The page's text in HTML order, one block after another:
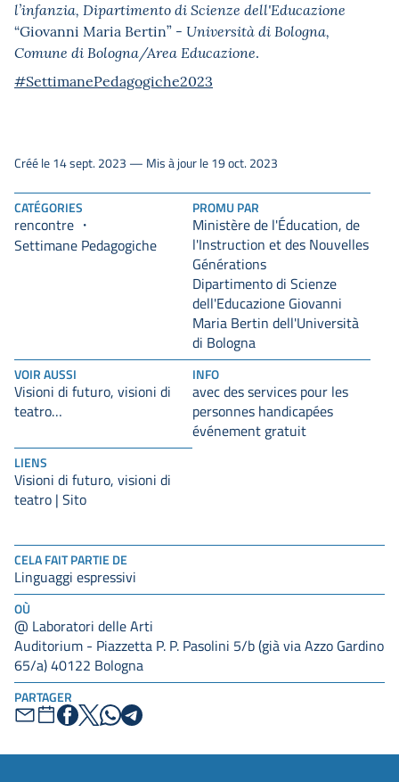
CELA FAIT PARTIE DE
Linguaggi espressivi
OÙ
@ Laboratori delle Arti
Auditorium - Piazzetta P. P. Pasolini 5/b (già via Azzo Gardino
65/a) 40122 Bologna
PARTAGER
l’infanzia, Dipartimento di Scienze dell'Educazione
“Giovanni Maria Bertin” - Università di Bologna,
Comune di Bologna/Area Educazione.
#SettimanePedagogiche2023
CATÉGORIES
rencontre
Settimane Pedagogiche
PROMU PAR
Ministère de l'Éducation, de
l'Instruction et des Nouvelles
Générations
Dipartimento di Scienze
dell'Educazione Giovanni
Maria Bertin dell'Università
di Bologna
VOIR AUSSI
Visioni di futuro, visioni di
teatro…
INFO
avec des services pour les
personnes handicapées
événement gratuit
LIENS
Visioni di futuro, visioni di
teatro | Sito
Créé le 14 sept. 2023 — Mis à jour le 19 oct. 2023